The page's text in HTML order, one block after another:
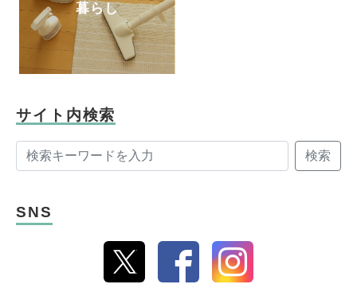
暮らし
サイト内検索
検索
SNS